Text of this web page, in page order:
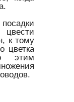
цвести
к тому
цветка
этим